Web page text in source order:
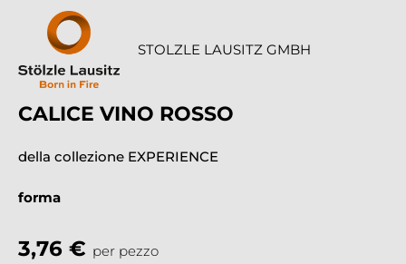
STOLZLE LAUSITZ GMBH
CALICE VINO ROSSO
della collezione EXPERIENCE
3,76 € per pezzo
forma